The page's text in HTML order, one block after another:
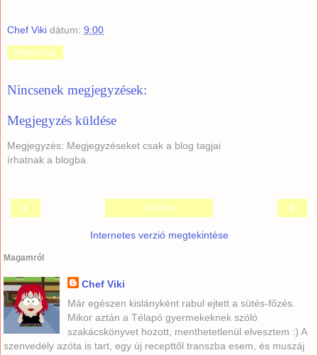
Chef Viki dátum: 9:00
Megosztás
Nincsenek megjegyzések:
Megjegyzés küldése
Megjegyzés: Megjegyzéseket csak a blog tagjai
írhatnak a blogba.
‹ ›
Főoldal
Internetes verzió megtekintése
Magamról
Chef Viki
Már egészen kislányként rabul ejtett a sütés-főzés.
Mikor aztán a Télapó gyermekeknek szóló
szakácskönyvet hozott, menthetetlenül elvesztem :) A
szenvedély azóta is tart, egy új recepttől transzba esem, és muszáj